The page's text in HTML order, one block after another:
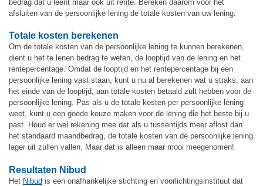
bedrag dat u leent maar ook uit rente. Bereken daarom voor het
afsluiten van de persoonlijke lening de totale kosten van uw lening.
Totale kosten berekenen
Om de totale kosten van de persoonlijke lening te kunnen berekenen,
dient u het te lenen bedrag te weten, de looptijd van de lening en het
rentepercentage. Omdat de looptijd en het rentepercentage bij een
persoonlijke lening vast staan, kunt u nu al berekenen wat u straks, aan
het einde van de looptijd, aan totale kosten betaald zult hebben voor de
persoonlijke lening. Pas als u de totale kosten per persoonlijke lening
weet, kunt u een goede keuze maken voor de lening die het beste bij u
past. Houd er wel rekening mee dat als u tussentijds meer aflost dan
het standaard maandbedrag, de totale kosten van de persoonlijke lening
lager uit zullen vallen. Maar dat is alleen maar mooi meegenomen!
Resultaten Nibud
Het Nibud is een onafhankelijke stichting en voorlichtingsinstituut dat